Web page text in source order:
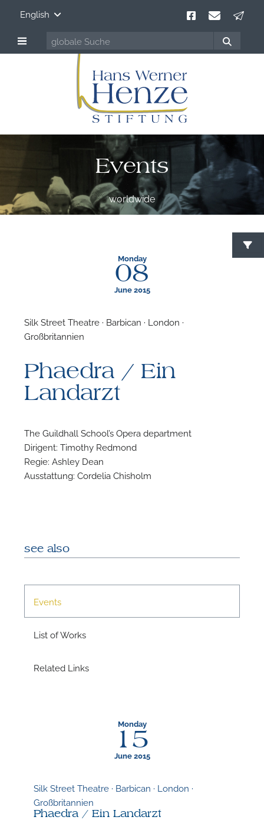
English
Events
worldwide
Monday
08
June 2015
Silk Street Theatre · Barbican · London ·
Großbritannien
Phaedra / Ein
Landarzt
The Guildhall School’s Opera department
Dirigent: Timothy Redmond
Regie: Ashley Dean
Ausstattung: Cordelia Chisholm
see also
Events
List of Works
Related Links
Monday
15
June 2015
Silk Street Theatre · Barbican · London ·
Großbritannien
Phaedra / Ein Landarzt